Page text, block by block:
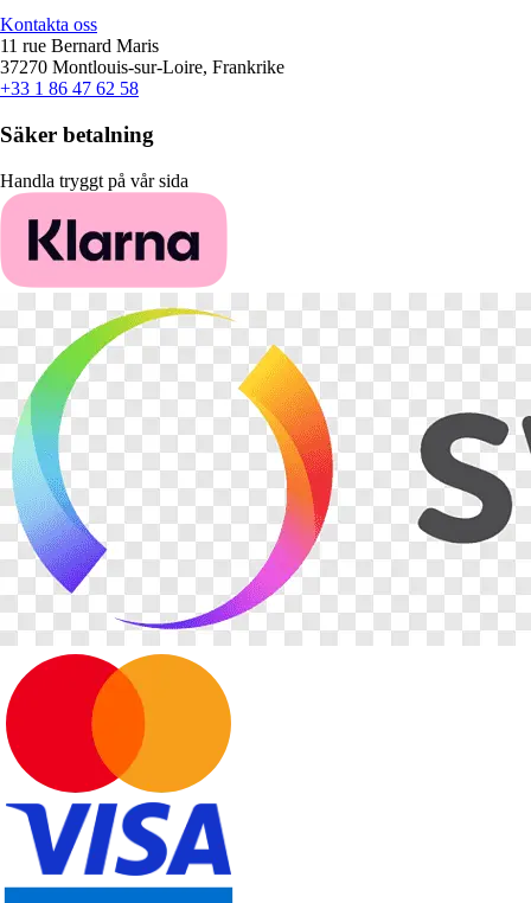
Kontakta oss
11 rue Bernard Maris
37270 Montlouis-sur-Loire, Frankrike
+33 1 86 47 62 58
Säker betalning
Handla tryggt på vår sida